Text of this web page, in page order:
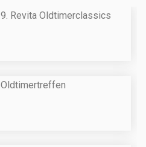
9. Revita Oldtimerclassics
Oldtimertreffen